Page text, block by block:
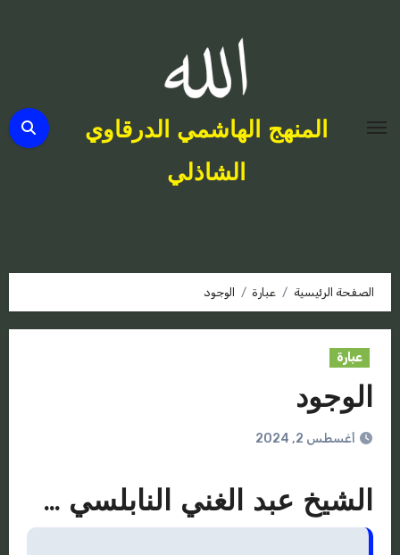
المنهج الهاشمي الدرقاوي
الشاذلي
الصفحة الرئيسية عبارة الوجود
عبارة
الوجود
أغسطس 2, 2024
الشيخ عبد الغني النابلسي …